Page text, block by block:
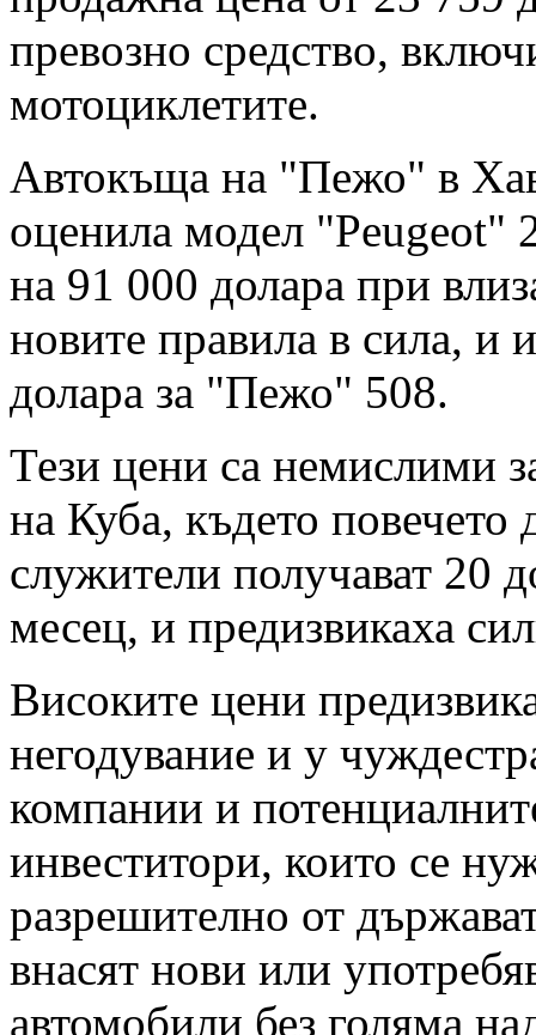
превозно средство,
мотоциклетите.
Автокъща на "Пежо" в
оценила модел "Peugeot"
на 91 000 долара при
новите правила в сила, и
долара за "Пежо" 508.
Тези цени са немислими
на Куба, където повечето
служители получават 20
месец, и предизвикаха
Високите цени
негодувание и у
компании и
инвеститори, които се
разрешително от
внасят нови или
автомобили без голяма